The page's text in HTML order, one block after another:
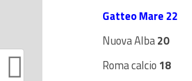
Gatteo Mare 22
Nuova Alba20
Roma calcio 18